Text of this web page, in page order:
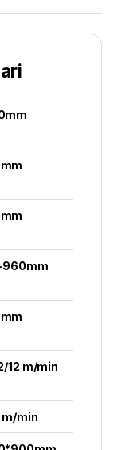
960mm
12 m/min
m/min